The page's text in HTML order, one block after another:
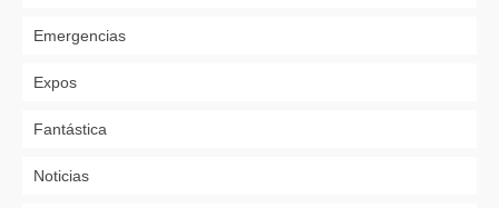
Emergencias
Expos
Fantástica
Noticias